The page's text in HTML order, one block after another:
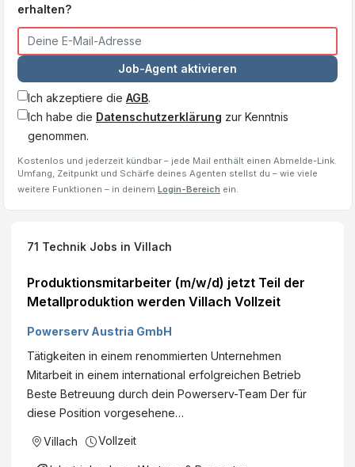
erhalten?
Job-Agent aktivieren
Ich akzeptiere die AGB.
Ich habe die Datenschutzerklärung zur Kenntnis
genommen.
Kostenlos und jederzeit kündbar – jede Mail enthält einen Abmelde-Link.
Umfang, Zeitpunkt und Schärfe deines Agenten stellst du – wie viele
weitere Funktionen – in deinem Login-Bereich ein.
71 Technik Jobs in Villach
Produktionsmitarbeiter (m/w/d) jetzt Teil der
Metallproduktion werden Villach Vollzeit
Powerserv Austria GmbH
Tätigkeiten in einem renommierten Unternehmen
Mitarbeit in einem international erfolgreichen Betrieb
Beste Betreuung durch dein Powerserv-Team Der für
diese Position vorgesehene…
Villach Vollzeit